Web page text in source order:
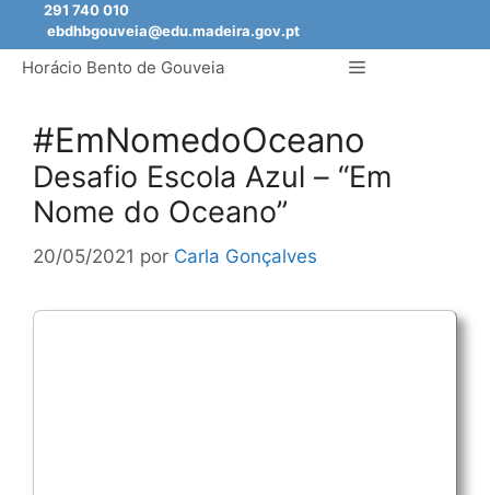
291 740 010
ebdhbgouveia@edu.madeira.gov.pt
Horácio Bento de Gouveia Menu
#EmNomedoOceano
Desafio Escola Azul – “Em
Nome do Oceano”
20/05/2021 por Carla Gonçalves